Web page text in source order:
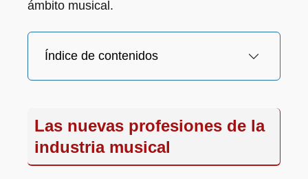
ámbito musical.
Índice de contenidos
Las nuevas profesiones de la
industria musical